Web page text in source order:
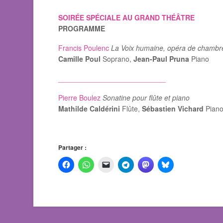
SOIRÉE SPÉCIALE AU GRAND THÉÂTRE
PROGRAMME
Francis Poulenc La Voix humaine, opéra de
Camille Poul Soprano, Jean-Paul Pruna Piano
Pierre Boulez Sonatine pour flûte et piano
Mathilde Caldérini Flûte, Sébastien Vichard Piano
Partager :